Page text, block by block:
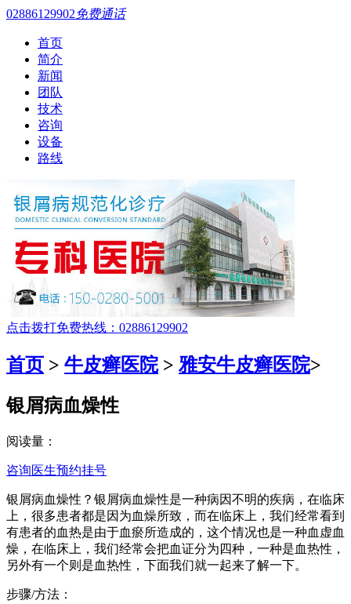
02886129902免费通话
首页
简介
新闻
团队
技术
咨询
设备
路线
点击拨打免费热线：02886129902
首页 > 牛皮癣医院> 雅安牛皮癣医院>
银屑病血燥性
阅读量：
咨询医生预约挂号
银屑病血燥性？银屑病血燥性是一种病因不明的疾病，在临床
上，很多患者都是因为血燥所致，而在临床上，我们经常看到
有患者的血热是由于血瘀所造成的，这个情况也是一种血虚血
燥，在临床上，我们经常会把血证分为四种，一种是血热性，
另外有一个则是血热性，下面我们就一起来了解一下。
步骤/方法：